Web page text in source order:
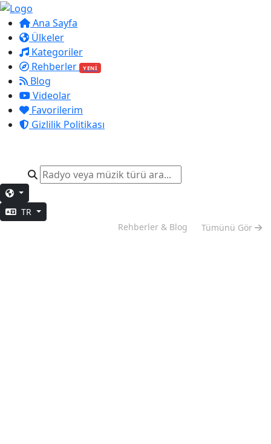
Ana Sayfa
Ülkeler
Kategoriler
Rehberler
YENİ
Blog
Videolar
Favorilerim
Gizlilik Politikası
TR
Rehberler & Blog Tümünü Gör